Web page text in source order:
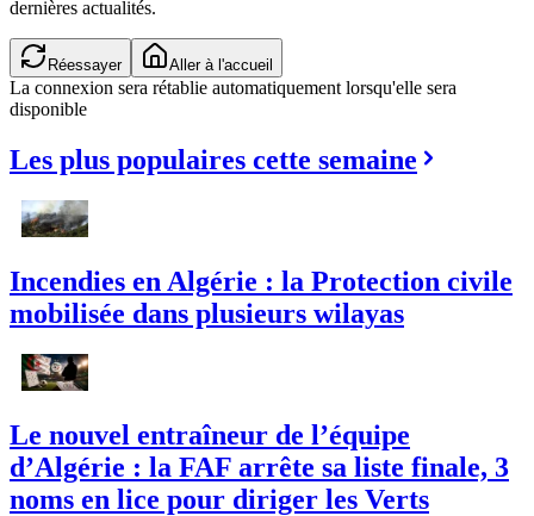
dernières actualités.
Réessayer Aller à l'accueil
La connexion sera rétablie automatiquement lorsqu'elle sera
disponible
Les plus populaires cette semaine
Incendies en Algérie : la Protection civile
mobilisée dans plusieurs wilayas
Le nouvel entraîneur de l’équipe
d’Algérie : la FAF arrête sa liste finale, 3
noms en lice pour diriger les Verts